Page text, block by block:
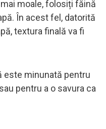
moale, folosiți făină
În acest fel, datorită
textura finală va fi
este minunată pentru
pentru a o savura ca